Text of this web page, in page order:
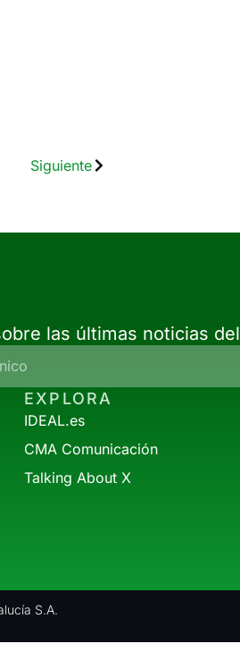
Siguiente
las últimas noticias del
EXPLORA
IDEAL.es
CMA Comunicación
Talking About X
S.A.